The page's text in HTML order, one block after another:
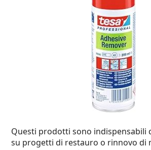
Questi prodotti sono indispensabili
su progetti di restauro o rinnovo di